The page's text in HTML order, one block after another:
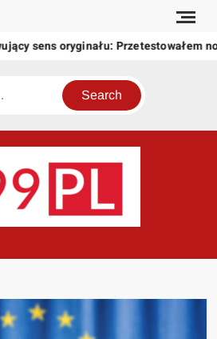
sens oryginału: Przetestowałem
świat